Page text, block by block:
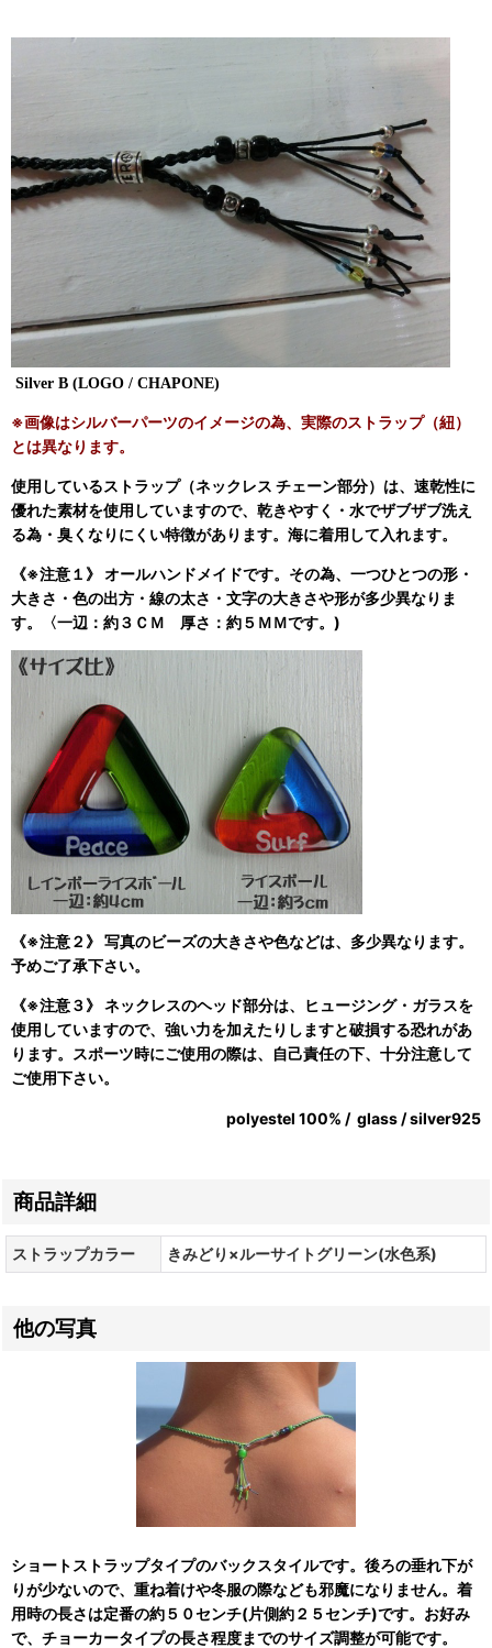
Silver B (LOGO / CHAPONE)
※画像はシルバーパーツのイメージの為、実際のストラップ（紐）
とは異なります。
使用しているストラップ（ネックレス チェーン部分）は、速乾性に
優れた素材を使用していますので、乾きやすく・水でザブザブ洗え
る為・臭くなりにくい特徴があります。海に着用して入れます。
《※注意１》 オールハンドメイドです。その為、一つひとつの形・
大きさ・色の出方・線の太さ・文字の大きさや形が多少異なりま
す。〈一辺：約３ＣＭ 厚さ：約５ＭＭです。)
《※注意２》 写真のビーズの大きさや色などは、多少異なります。
予めご了承下さい。
《※注意３》 ネックレスのヘッド部分は、ヒュージング・ガラスを
使用していますので、強い力を加えたりしますと破損する恐れがあ
ります。スポーツ時にご使用の際は、自己責任の下、十分注意して
ご使用下さい。
polyestel 100% / glass / silver925
商品詳細
ストラップカラー きみどり×ルーサイトグリーン(水色系)
他の写真
ショートストラップタイプのバックスタイルです。後ろの垂れ下が
りが少ないので、重ね着けや冬服の際なども邪魔になりません。着
用時の長さは定番の約５０センチ(片側約２５センチ)です。お好み
で、チョーカータイプの長さ程度までのサイズ調整が可能です。